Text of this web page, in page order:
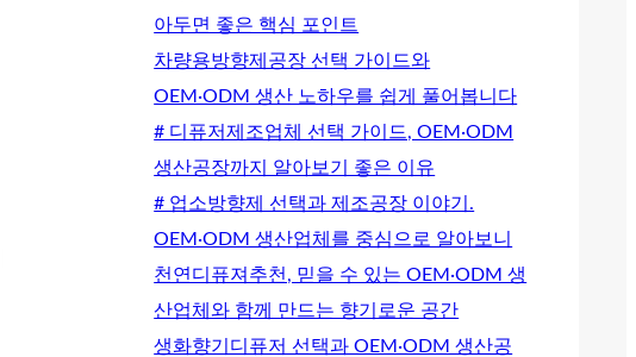
아두면 좋은 핵심 포인트
차량용방향제공장 선택 가이드와
OEM·ODM 생산 노하우를 쉽게 풀어봅니다
# 디퓨저제조업체 선택 가이드, OEM·ODM
생산공장까지 알아보기 좋은 이유
# 업소방향제 선택과 제조공장 이야기.
OEM·ODM 생산업체를 중심으로 알아보니
천연디퓨져추천, 믿을 수 있는 OEM·ODM 생
산업체와 함께 만드는 향기로운 공간
생화향기디퓨저 선택과 OEM·ODM 생산공